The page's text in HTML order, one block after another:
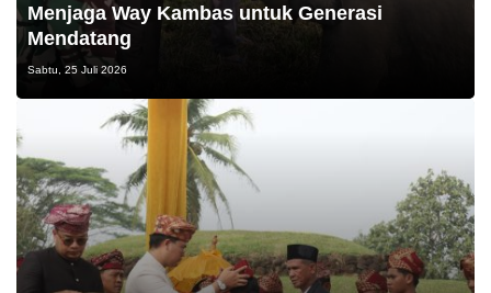
Menjaga Way Kambas untuk Generasi
Mendatang
Sabtu, 25 Juli 2026